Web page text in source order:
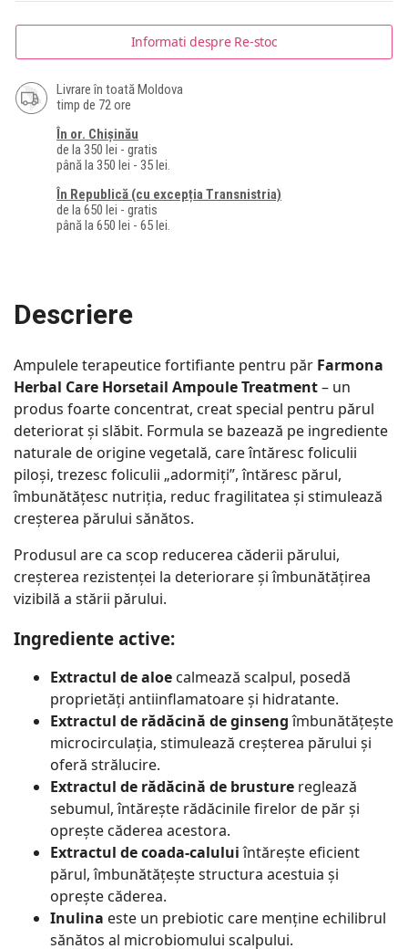
Informati despre Re-stoc
Livrare în toată Moldova
timp de 72 ore
În or. Chișinău
de la 350 lei - gratis
până la 350 lei - 35 lei.
În Republică (cu excepția Transnistria)
de la 650 lei - gratis
până la 650 lei - 65 lei.
Descriere
Ampulele terapeutice fortifiante pentru păr Farmona
Herbal Care Horsetail Ampoule Treatment– un
produs foarte concentrat, creat special pentru părul
deteriorat și slăbit. Formula se bazează pe ingrediente
naturale de origine vegetală, care întăresc foliculii
piloși, trezesc foliculii „adormiți”, întăresc părul,
îmbunătățesc nutriția, reduc fragilitatea și stimulează
creșterea părului sănătos.
Produsul are ca scop reducerea căderii părului,
creșterea rezistenței la deteriorare și îmbunătățirea
vizibilă a stării părului.
Ingrediente active:
Extractul de aloe calmează scalpul, posedă
proprietăți antiinflamatoare și hidratante.
Extractul de rădăcină de ginsengîmbunătățește
microcirculația, stimulează creșterea părului și
oferă strălucire.
Extractul de rădăcină de brusture reglează
sebumul, întărește rădăcinile firelor de păr și
oprește căderea acestora.
Extractul de coada-caluluiîntărește eficient
părul, îmbunătățește structura acestuia și
oprește căderea.
Inulina este un prebiotic care menține echilibrul
sănătos al microbiomului scalpului.